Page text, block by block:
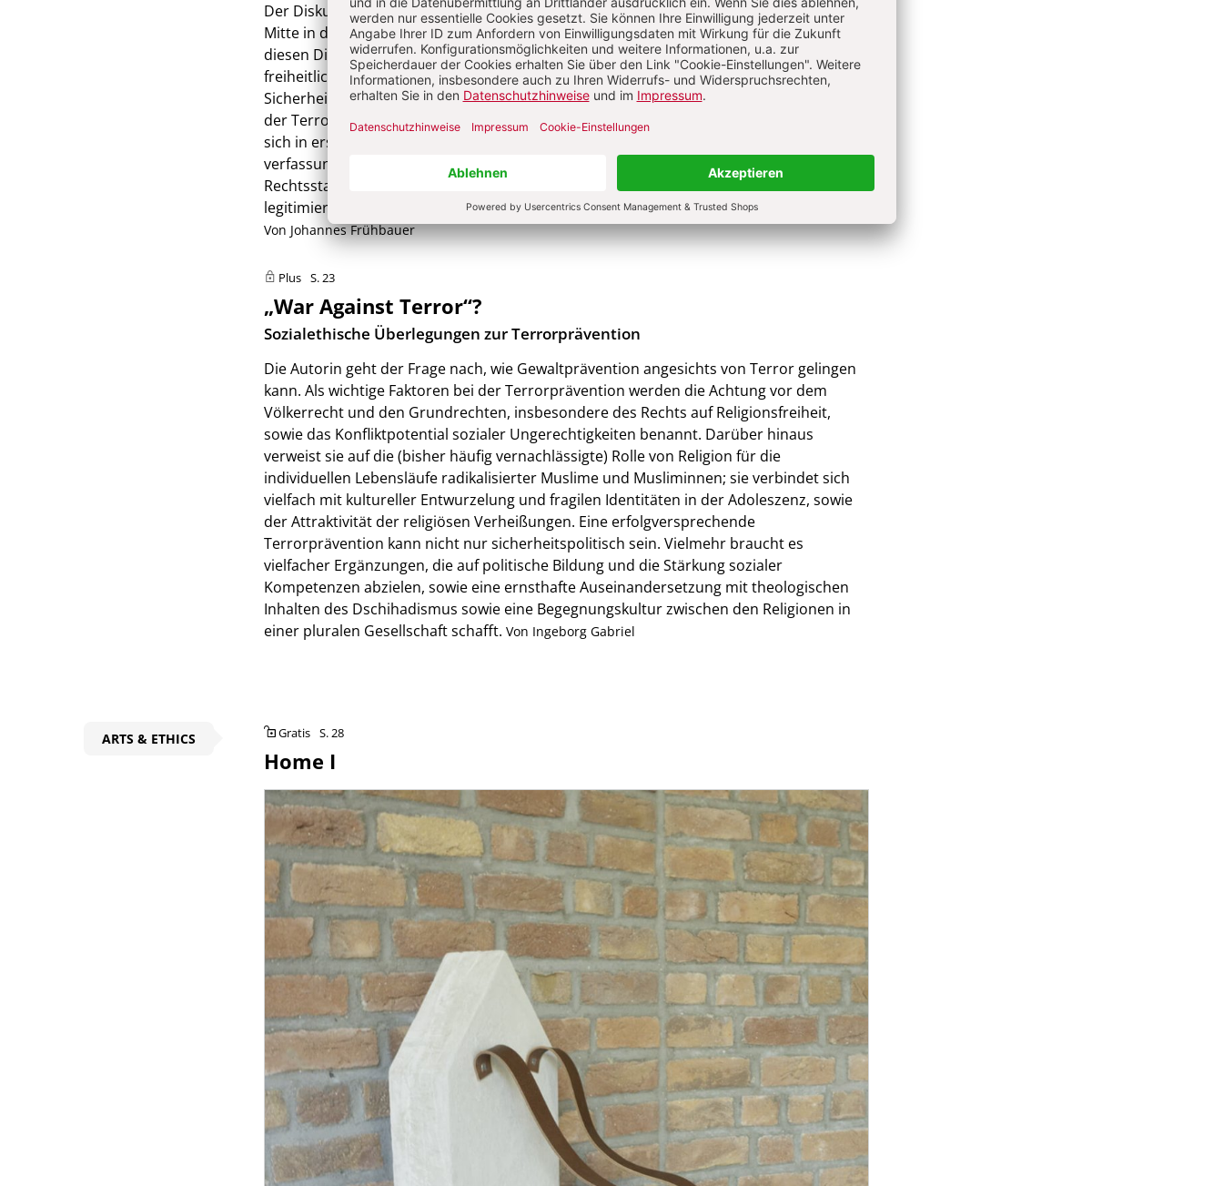
Der Diskurs zur moralisch gerechtfertigten Bekämpfung des Terrorismus hat seine
Mitte in der Erörterung menschenrechtsethischer Gesichtspunkte. Ausgangspunkte für
diesen Diskurs ist die tatsächliche oder vermeintliche Bedrohungslage in westlichen,
freiheitlichen Demokratien. Hinzu kommt die Grundfrage, in welches Verhältnis
Sicherheit und Freiheit zueinander zu setzen sind, wenn es um konkrete Maßnahmen
der Terrorismusbekämpfung geht. Der menschenrechtliche Schutzanspruch bezieht
sich in erster Linie auf Leben und Unversehrtheit der Menschen, sodann auf ihre
verfassungsverbürgten Freiheitsansprüche. Doch welche Maßnahmen darf ein
Rechtsstaat zum Schutz von Leben und Freiheit seiner Bürgerinnen und Bürger
legitimieren? In welchem Sinne darf sich eine Demokratie als wehrhaft erweisen?
Von Johannes Frühbauer
Plus S. 23
„War Against Terror“?
:
Sozialethische Überlegungen zur Terrorprävention
Die Autorin geht der Frage nach, wie Gewaltprävention angesichts von Terror gelingen
kann. Als wichtige Faktoren bei der Terrorprävention werden die Achtung vor dem
Völkerrecht und den Grundrechten, insbesondere des Rechts auf Religionsfreiheit,
sowie das Konfliktpotential sozialer Ungerechtigkeiten benannt. Darüber hinaus
verweist sie auf die (bisher häufig vernachlässigte) Rolle von Religion für die
individuellen Lebensläufe radikalisierter Muslime und Musliminnen; sie verbindet sich
vielfach mit kultureller Entwurzelung und fragilen Identitäten in der Adoleszenz, sowie
der Attraktivität der religiösen Verheißungen. Eine erfolgversprechende
Terrorprävention kann nicht nur sicherheitspolitisch sein. Vielmehr braucht es
vielfacher Ergänzungen, die auf politische Bildung und die Stärkung sozialer
Kompetenzen abzielen, sowie eine ernsthafte Auseinandersetzung mit theologischen
Inhalten des Dschihadismus sowie eine Begegnungskultur zwischen den Religionen in
einer pluralen Gesellschaft schafft. Von Ingeborg Gabriel
ARTS & ETHICS Gratis S. 28
Home I